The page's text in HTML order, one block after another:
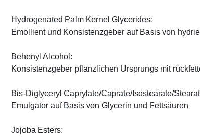
Hydrogenated Palm Kernel Glycerides:
Emollient und Konsistenzgeber auf Basis von
Behenyl Alcohol:
Konsistenzgeber pflanzlichen Ursprungs mit
Bis-Diglyceryl Caprylate/Caprate/Isostearate/
Emulgator auf Basis von Glycerin und Fettsäuren
Jojoba Esters: